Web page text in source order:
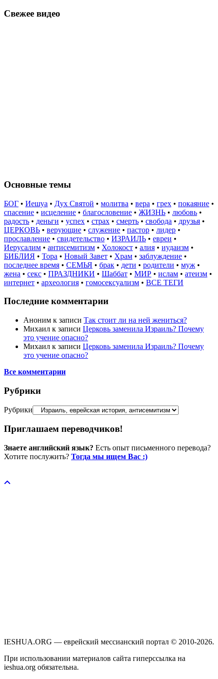
Свежее видео
Основные темы
БОГ • Иешуа • Дух Святой • молитва • вера • грех • покаяние •
спасение • исцеление • благословение • ЖИЗНЬ • любовь •
радость • деньги • успех • страх • смерть • свобода • друзья •
ЦЕРКОВЬ • верующие • служение • пастор • лидер •
прославление • свидетельство • ИЗРАИЛЬ • евреи •
Иерусалим • антисемитизм • Холокост • алия • иудаизм •
БИБЛИЯ • Тора • Новый Завет • Храм • заблуждение •
последнее время • СЕМЬЯ • брак • дети • родители • муж •
жена • секс • ПРАЗДНИКИ • Шаббат • МИР • ислам • атеизм •
интернет • археология • гомосексуализм • ВСЕ ТЕГИ
Последние комментарии
Аноним к записи Так стоит ли на ней жениться?
Михаил к записи Церковь заменила Израиль? Почему
это учение опасно?
Михаил к записи Церковь заменила Израиль? Почему
это учение опасно?
Все комментарии
Рубрики
Рубрики
Приглашаем переводчиков!
Знаете английский язык? Есть опыт письменного перевода?
Хотите послужить? Тогда мы ищем Вас :)
IESHUA.ORG — еврейский мессианский портал © 2010-2026.
При использовании материалов сайта гиперссылка на
ieshua.org обязательна.